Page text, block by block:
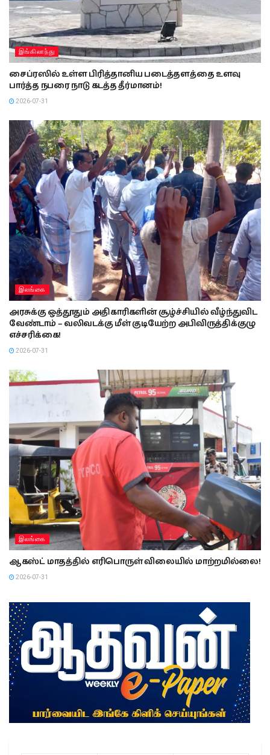
இங்கிலாந்து
சைப்ரஸில் உள்ள பிரித்தானிய படைத்தளத்தை உளவு
பார்த்த நபரை நாடு கடத்த தீர்மானம்!
2026-07-31
இலங்கை
அரசுக்கு ஒத்தூதும் அதிகாரிகளின் சூழ்ச்சியில் வீழ்ந்துவிட
வேண்டாம் – வலிவடக்கு மீள் குடியேற்ற அபிவிருத்திக்குழு
எச்சரிக்கை!
2026-07-31
இலங்கை
ஆகஸ்ட் மாதத்தில் எரிபொருள் விலையில் மாற்றமில்லை!
2026-07-31